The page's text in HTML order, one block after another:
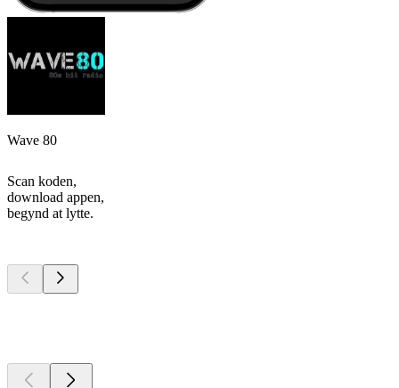
Wave 80
Scan koden,
download appen,
begynd at lytte.